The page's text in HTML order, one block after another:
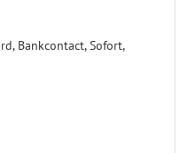
Bankcontact, Sofort,